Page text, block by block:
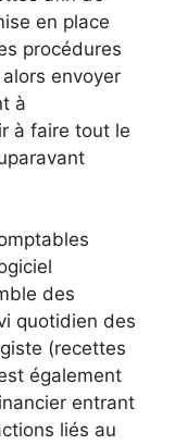
en place
procédures
envoyer
à
à faire tout le
des
quotidien des
(recettes
également
entrant
liés au